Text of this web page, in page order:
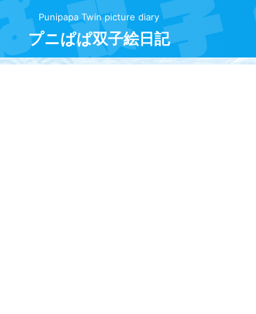
Punipapa Twin picture diary
プニぱぱ双子絵日記